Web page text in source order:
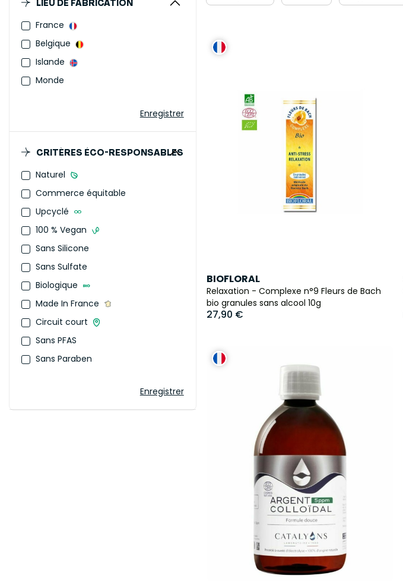
LIEU DE FABRICATION
France
Belgique
Islande
Monde
Enregistrer
CRITÈRES ÉCO-RESPONSABLES
Naturel
Commerce équitable
Upcyclé
100 % Vegan
Sans Silicone
Sans Sulfate
Biologique
Made In France
Circuit court
Sans PFAS
Sans Paraben
Enregistrer
BIOFLORAL
Relaxation - Complexe n°9 Fleurs de Bach
bio granules sans alcool 10g
27,90 €